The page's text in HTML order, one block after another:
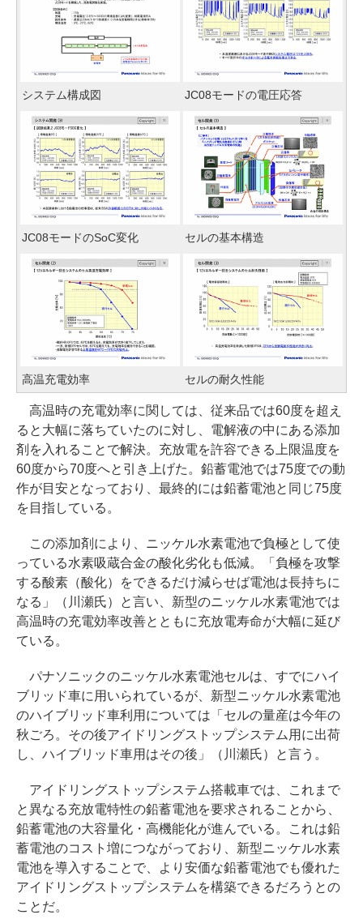
システム構成図 JC08モードの電圧応答
JC08モードのSoC変化 セルの基本構造
高温充電効率 セルの耐久性能
高温時の充電効率に関しては、従来品では60度を超え
ると大幅に落ちていたのに対し、電解液の中にある添加
剤を入れることで解決。充放電を許容できる上限温度を
60度から70度へと引き上げた。鉛蓄電池では75度での動
作が目安となっており、最終的には鉛蓄電池と同じ75度
を目指している。
この添加剤により、ニッケル水素電池で負極として使
っている水素吸蔵合金の酸化劣化も低減。「負極を攻撃
する酸素（酸化）をできるだけ減らせば電池は長持ちに
なる」（川瀬氏）と言い、新型のニッケル水素電池では
高温時の充電効率改善とともに充放電寿命が大幅に延び
ている。
パナソニックのニッケル水素電池セルは、すでにハイ
ブリッド車に用いられているが、新型ニッケル水素電池
のハイブリッド車利用については「セルの量産は今年の
秋ごろ。その後アイドリングストップシステム用に出荷
し、ハイブリッド車用はその後」（川瀬氏）と言う。
アイドリングストップシステム搭載車では、これまで
と異なる充放電特性の鉛蓄電池を要求されることから、
鉛蓄電池の大容量化・高機能化が進んでいる。これは鉛
蓄電池のコスト増につながっており、新型ニッケル水素
電池を導入することで、より安価な鉛蓄電池でも優れた
アイドリングストップシステムを構築できるだろうとの
ことだ。